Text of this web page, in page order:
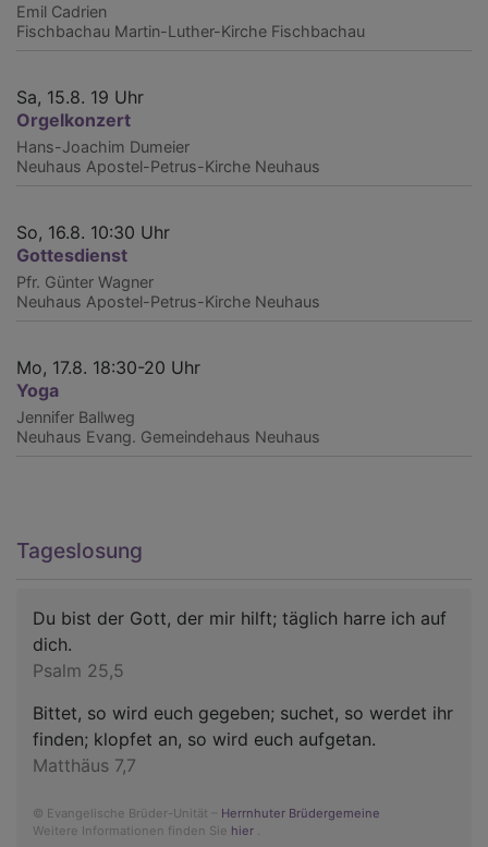
Emil Cadrien
Fischbachau Martin-Luther-Kirche Fischbachau
Sa, 15.8. 19 Uhr
Orgelkonzert
Hans-Joachim Dumeier
Neuhaus Apostel-Petrus-Kirche Neuhaus
So, 16.8. 10:30 Uhr
Gottesdienst
Pfr. Günter Wagner
Neuhaus Apostel-Petrus-Kirche Neuhaus
Mo, 17.8. 18:30-20 Uhr
Yoga
Jennifer Ballweg
Neuhaus Evang. Gemeindehaus Neuhaus
Tageslosung
Du bist der Gott, der mir hilft; täglich harre ich auf
dich.
Psalm 25,5
Bittet, so wird euch gegeben; suchet, so werdet ihr
finden; klopfet an, so wird euch aufgetan.
Matthäus 7,7
© Evangelische Brüder-Unität – Herrnhuter Brüdergemeine
Weitere Informationen finden Sie hier